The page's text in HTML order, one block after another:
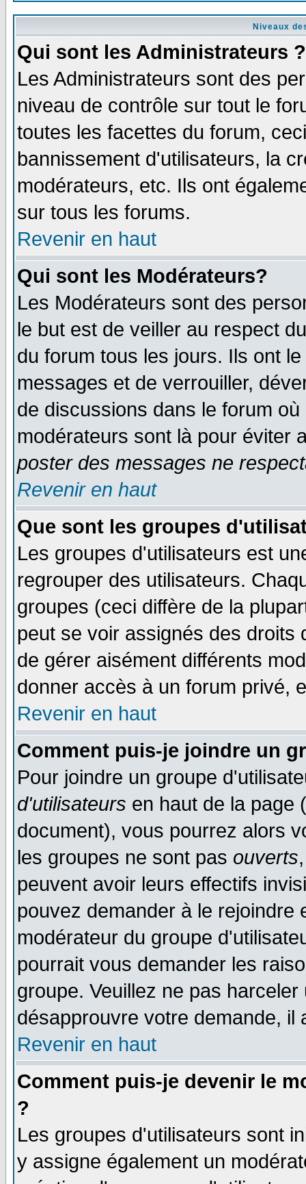
Niveaux
Qui sont les Administrateurs ?
Les Administrateurs sont des
niveau de contrôle sur tout le
toutes les facettes du forum,
bannissement d'utilisateurs, la
modérateurs, etc. Ils ont
sur tous les forums.
Revenir en haut
Qui sont les Modérateurs?
Les Modérateurs sont des
le but est de veiller au respect
du forum tous les jours. Ils ont
messages et de verrouiller,
de discussions dans le forum
modérateurs sont là pour éviter
poster des messages ne
Revenir en haut
Que sont les groupes
Les groupes d'utilisateurs est
regrouper des utilisateurs.
groupes (ceci diffère de la
peut se voir assignés des
de gérer aisément différents
donner accès à un forum privé,
Revenir en haut
Comment puis-je joindre un
Pour joindre un groupe
d'utilisateurs en haut de la page
document), vous pourrez alors
les groupes ne sont pas ouverts
peuvent avoir leurs effectifs
pouvez demander à le rejoindre
modérateur du groupe
pourrait vous demander les
groupe. Veuillez ne pas
désapprouvre votre demande, il
Revenir en haut
Comment puis-je devenir le
?
Les groupes d'utilisateurs sont
y assigne également un